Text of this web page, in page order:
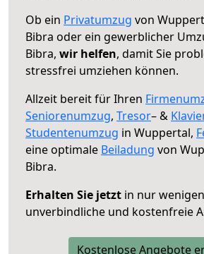
Ob ein Privatumzug von
Bibra oder ein gewerblicher
Bibra, wir helfen, damit Sie
stressfrei umziehen können.
Allzeit bereit für Ihren
Seniorenumzug, Tresor– &
Studentenumzug in Wuppertal,
eine optimale Beiladung von
Bibra.
Erhalten Sie jetzt in nur
unverbindliche und kostenfreie
Kostenlose Angebote